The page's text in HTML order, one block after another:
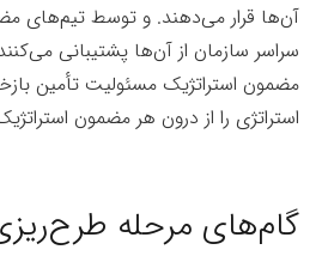
آن‌ها قرار می‌دهند. و توسط تیم‌های
سراسر سازمان از آن‌ها پشتیبانی
مضمون استراتژیک مسئولیت تأمین
استراتژی را از درون هر مضمون
گام‌های مرحله